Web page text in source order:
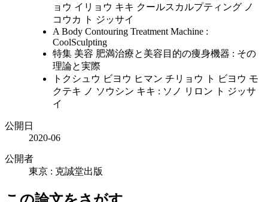
ョウ イリョウ キキ クールスカルプティング ノ
コウカ ト ジッサイ
A Body Contouring Treatment Machine :
CoolSculpting
特集 美容 肥満治療と美容目的の痩身機器 : その
理論と実際
トクシュウ ビヨウ ヒマン チリョウ ト ビヨウ モ
クテキ ノ ソウシン キキ : ソノ リロン ト ジッサ
イ
公開日
2020-06
公開者
東京 : 克誠堂出版